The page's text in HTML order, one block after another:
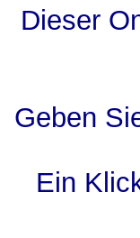
Dieser
Geben
Ein